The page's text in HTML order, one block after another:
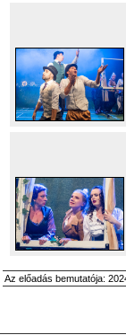
Az előadás bemutatója: